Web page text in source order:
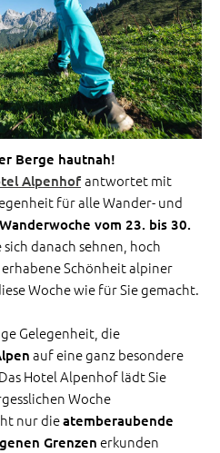
Berge hautnah!
Alpenhof antwortet mit
für alle Wander- und
vom 23. bis 30.
sich danach sehnen, hoch
Schönheit alpiner
Woche wie für Sie gemacht.
Gelegenheit, die
auf eine ganz besondere
Hotel Alpenhof lädt Sie
Woche
nur dieatemberaubende
Grenzenerkunden